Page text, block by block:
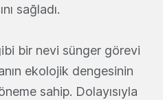
sağladı.
bir nevi sünger görevi
ekolojik dengesinin
sahip. Dolayısıyla